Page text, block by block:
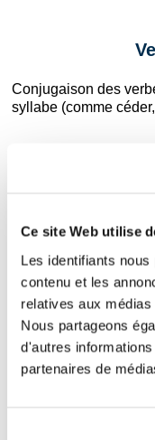
Ce site Web utilise
Les identifiants
contenu et les
relatives aux
Nous partageons
d'autres
partenaires de
Conjugaison des
syllabe (comme
1 2